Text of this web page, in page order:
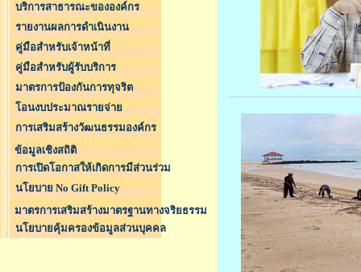
บริการสาธารณะขององค์กร
รายงานผลการดำเนินงาน
คู่มือสำหรับเจ้าหน้าที่
คู่มือสำหรับผู้รับบริการ
มาตรการป้องกันการทุจริต
โอนงบประมาณรายจ่าย
การเสริมสร้างวัฒนธรรมองค์กร
ข้อมูลเชิงสถิติ
การเปิดโอกาสให้เกิดการมีส่วนร่วม
นโยบาย No Gift Policy
มาตรการเสริมสร้างมาตรฐานทางจริยธรรม
นโยบายคุ้มครองข้อมูลส่วนบุคคล